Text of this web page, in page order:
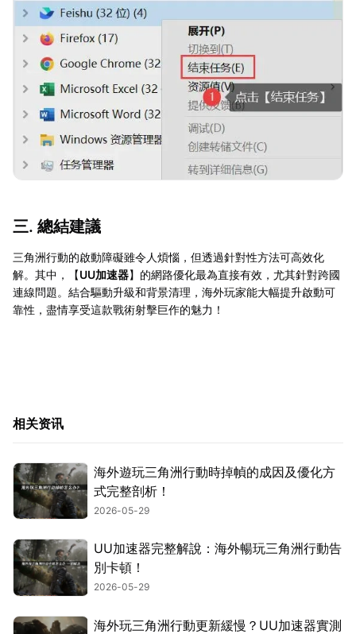
三. 總結建議
三角洲行動的啟動障礙雖令人煩惱，但透過針對性方法可高效化
解。其中，【UU加速器】的網路優化最為直接有效，尤其針對跨國
連線問題。結合驅動升級和背景清理，海外玩家能大幅提升啟動可
靠性，盡情享受這款戰術射擊巨作的魅力！
相关资讯
海外遊玩三角洲行動時掉幀的成因及優化方
式完整剖析！
2026-05-29
UU加速器完整解說：海外暢玩三角洲行動告
別卡頓！
2026-05-29
海外玩三角洲行動更新緩慢？UU加速器實測